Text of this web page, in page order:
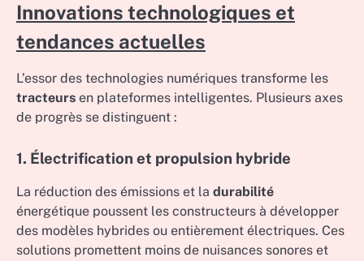
Innovations technologiques et
tendances actuelles
L’essor des technologies numériques transforme les
tracteurs en plateformes intelligentes. Plusieurs axes
de progrès se distinguent :
1. Électrification et propulsion hybride
La réduction des émissions et la durabilité
énergétique poussent les constructeurs à développer
des modèles hybrides ou entièrement électriques. Ces
solutions promettent moins de nuisances sonores et